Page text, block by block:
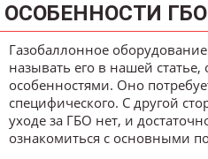
ОСОБЕННОСТИ ГБО
Газобаллонное
называть его в нашей статье,
особенностями. Оно
специфического. С другой
уходе за ГБО нет, и
ознакомиться с основными